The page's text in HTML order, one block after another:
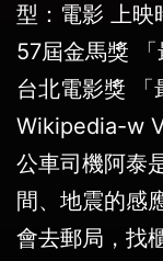
型：電影 上
57屆金馬獎
台北電影獎 「
Wikipedia-w
公車司機阿泰
間、地震的感
會去郵局，找